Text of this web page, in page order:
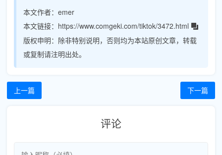
本文作者： emer
本文链接： https://www.comgeki.com/tiktok/3472.html
版权申明： 除非特别说明，否则均为本站原创文章，转载
或复制请注明出处。
上一篇 下一篇
评论